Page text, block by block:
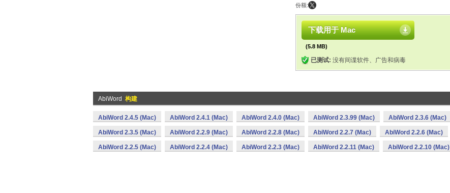
份额:
下载用于 Mac
(5.8 MB)
已测试: 没有间谍软件、广告和病毒
AbiWord 构建
AbiWord 2.4.5 (Mac) AbiWord 2.4.1 (Mac) AbiWord 2.4.0 (Mac) AbiWord 2.3.99 (Mac) AbiWord 2.3.6 (Mac)
AbiWord 2.3.5 (Mac) AbiWord 2.2.9 (Mac) AbiWord 2.2.8 (Mac) AbiWord 2.2.7 (Mac) AbiWord 2.2.6 (Mac)
AbiWord 2.2.5 (Mac) AbiWord 2.2.4 (Mac) AbiWord 2.2.3 (Mac) AbiWord 2.2.11 (Mac) AbiWord 2.2.10 (Mac)